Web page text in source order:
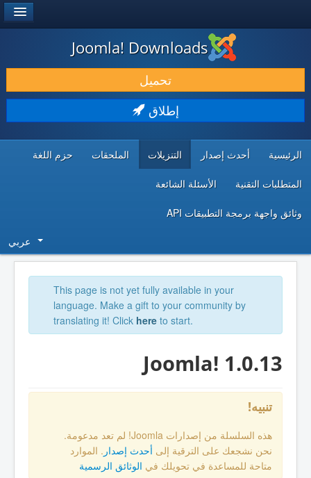
حمل & ومدد
اكتشف & تعلم
Joomla! Downloads
تحميل
إطلاق
الرئيسية أحدث إصدار التنزيلات الملحقات حزم اللغة
المتطلبات التقنية الأسئلة الشائعة
وثائق واجهة برمجة التطبيقات API
عربي
This page is not yet fully available in your
language. Make a gift to your community by
translating it! Click here to start.
Joomla! 1.0.13
تنبيه!
هذه السلسلة من إصدارات Joomla! لم تعد مدعومة.
نحن نشجعك على الترقية إلى أحدث إصدار . الموارد
متاحة للمساعدة في تحويلك في الوثائق الرسمية